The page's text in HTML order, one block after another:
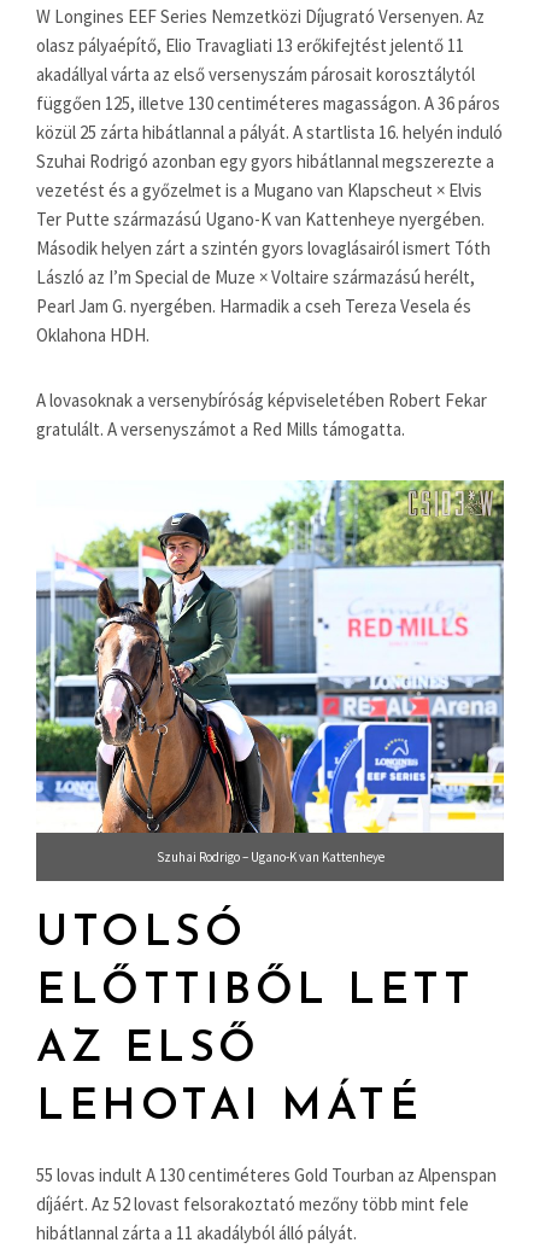
W Longines EEF Series Nemzetközi Díjugrató Versenyen. Az
olasz pályaépítő, Elio Travagliati 13 erőkifejtést jelentő 11
akadállyal várta az első versenyszám párosait korosztálytól
függően 125, illetve 130 centiméteres magasságon. A 36 páros
közül 25 zárta hibátlannal a pályát. A startlista 16. helyén induló
Szuhai Rodrigó azonban egy gyors hibátlannal megszerezte a
vezetést és a győzelmet is a Mugano van Klapscheut × Elvis
Ter Putte származású Ugano-K van Kattenheye nyergében.
Második helyen zárt a szintén gyors lovaglásairól ismert Tóth
László az I’m Special de Muze × Voltaire származású herélt,
Pearl Jam G. nyergében. Harmadik a cseh Tereza Vesela és
Oklahona HDH.
A lovasoknak a versenybíróság képviseletében Robert Fekar
gratulált. A versenyszámot a Red Mills támogatta.
Szuhai Rodrigo – Ugano-K van Kattenheye
UTOLSÓ
ELŐTTIBŐL LETT
AZ ELSŐ
LEHOTAI MÁTÉ
55 lovas indult A 130 centiméteres Gold Tourban az Alpenspan
díjáért. Az 52 lovast felsorakoztató mezőny több mint fele
hibátlannal zárta a 11 akadályból álló pályát.